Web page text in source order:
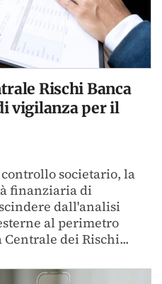
Rischi Banca
vigilanza per il
societario, la
finanziaria di
dall'analisi
al perimetro
dei Rischi...